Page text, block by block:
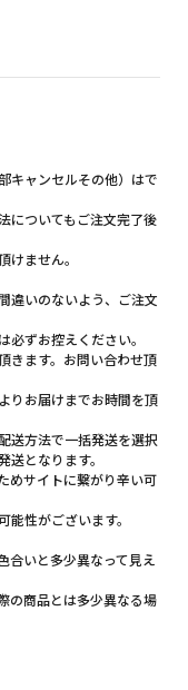
キャンセルその他）はで
についてもご注文完了後
ません。
違いのないよう、ご注文
ずお控えください。
きます。お問い合わせ頂
りお届けまでお時間を頂
送方法で一括発送を選択
となります。
めサイトに繋がり辛い可
性がございます。
いと多少異なって見え
の商品とは多少異なる場